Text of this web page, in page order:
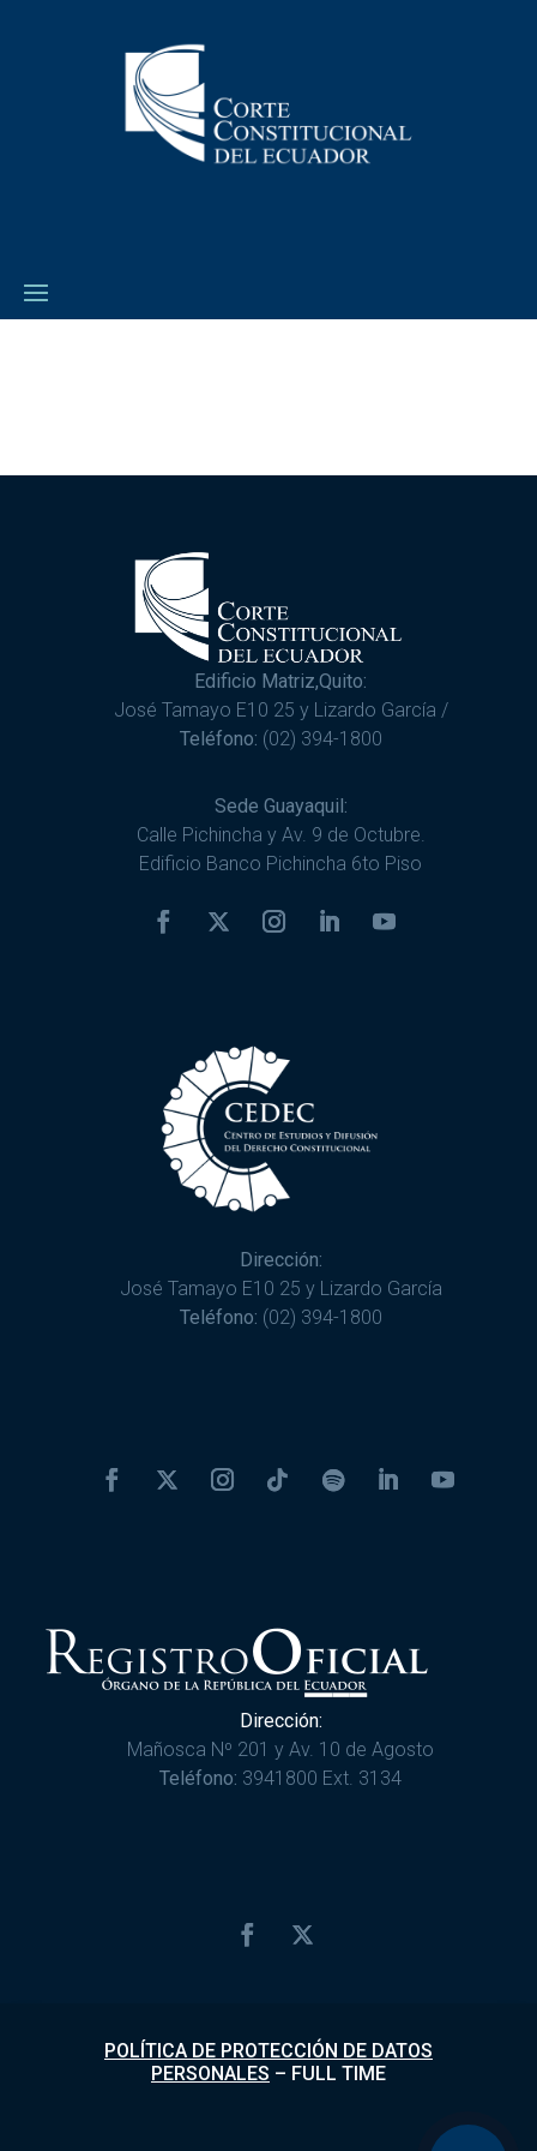
Edificio Matriz,Quito:
José Tamayo E10 25 y Lizardo García /
Teléfono: (02) 394-1800
Sede Guayaquil:
Calle Pichincha y Av. 9 de Octubre.
Edificio Banco Pichincha 6to Piso
Dirección:
José Tamayo E10 25 y Lizardo García
Teléfono: (02) 394-1800
Dirección:
Mañosca Nº 201 y Av. 10 de Agosto
Teléfono: 3941800 Ext. 3134
POLÍTICA DE PROTECCIÓN DE DATOS
PERSONALES – FULL TIME